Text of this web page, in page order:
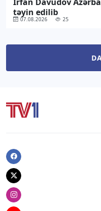
təyin edilib
07.08.2026 25
Facebook
Twitter
Instagram